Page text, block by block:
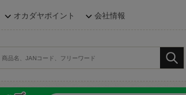
オカダヤポイント 会社情報